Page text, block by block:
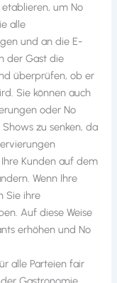
um No
alle
und an die E-
der Gast die
überprüfen, ob er
Sie können auch
oder No
zu senken, da
Kunden auf dem
Wenn Ihre
Sie ihre
Auf diese Weise
erhöhen und No
alle Parteien fair